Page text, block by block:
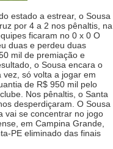
estado a estrear, o Sousa
por 4 a 2 nos pênaltis, na
ficaram no 0 x 0 O
duas e perdeu duas
mil de premiação e
o Sousa encara o
vez, só volta a jogar em
de R$ 950 mil pelo
Nos pênaltis, o Santa
desperdiçaram. O Sousa
vai se concentrar no jogo
em Campina Grande,
PE eliminado das finais